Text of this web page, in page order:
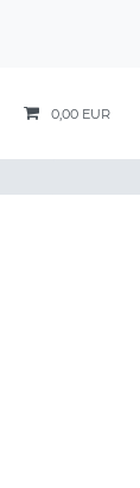
0,00 EUR